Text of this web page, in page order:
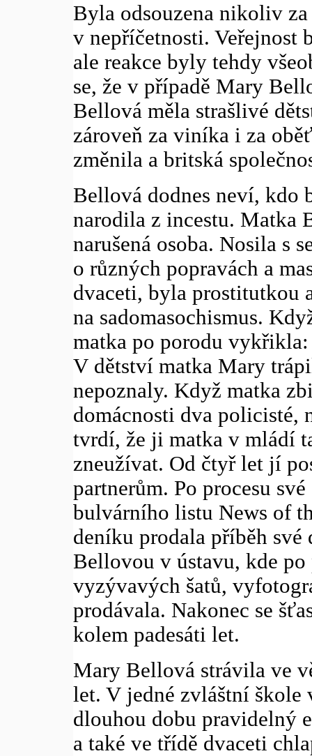
Byla odsouzena nikoliv
v nepříčetnosti. Veřejnost
ale reakce byly tehdy
se, že v případě Mary
Bellová měla strašlivé
zároveň za viníka i za
změnila a britská
Bellová dodnes neví, kdo
narodila z incestu. Matka
narušená osoba. Nosila s
o různých popravách a
dvaceti, byla prostitutkou
na sadomasochismus.
matka po porodu
V dětství matka Mary
nepoznaly. Když matka
domácnosti dva
tvrdí, že ji matka v mládí
zneužívat. Od čtyř let jí
partnerům. Po procesu
bulvárního listu News of
deníku prodala příběh
Bellovou v ústavu, kde
vyzývavých šatů,
prodávala. Nakonec se
kolem padesáti let.
Mary Bellová strávila ve
let. V jedné zvláštní škole
dlouhou dobu pravidelný
a také ve třídě dvaceti